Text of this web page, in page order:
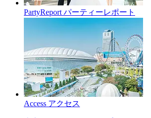
PartyReport パーティーレポート
Access アクセス